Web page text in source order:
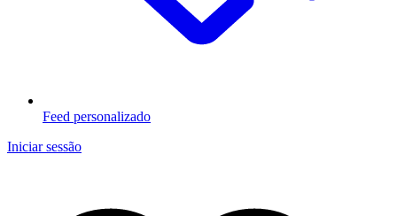
Feed personalizado
Iniciar sessão